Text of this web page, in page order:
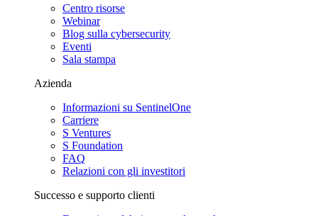
Centro risorse
Webinar
Blog sulla cybersecurity
Eventi
Sala stampa
Azienda
Informazioni su SentinelOne
Carriere
S Ventures
S Foundation
FAQ
Relazioni con gli investitori
Successo e supporto clienti